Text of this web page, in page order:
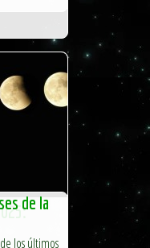
de la
los últimos